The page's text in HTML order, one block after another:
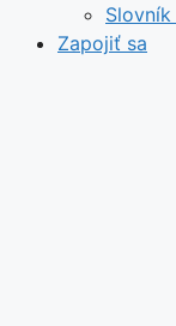
Zapojiť sa